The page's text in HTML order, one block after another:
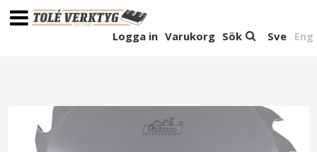
Sve Eng
Sök
Varukorg
Logga in